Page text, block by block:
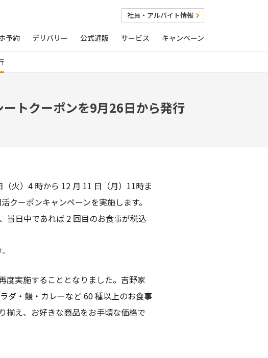
社員・アルバイト情報
予約 デリバリー 公式通販 サービス キャンペーン
トクーポンを9月26日から発行
火）4 時から 12 月 11 日（月）11時ま
クーポンキャンペーンを実施します。
当日中であれば 2 回目のお食事が税込
度実施することとなりました。吉野家
ダ・鰻・カレーなど 60 種以上のお食事
揃え、お好きな商品をお手頃な価格で